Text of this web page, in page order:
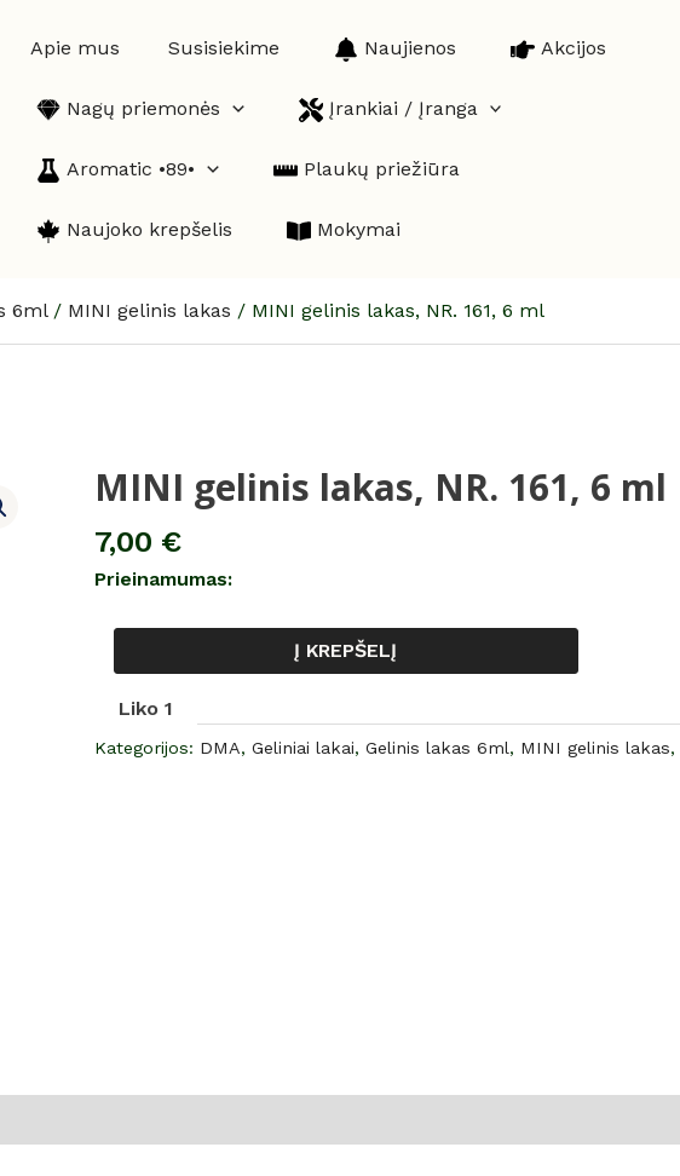
Apie mus Susisiekime Naujienos Akcijos
Nagų priemonės Įrankiai / Įranga
Aromatic •89• Plaukų priežiūra
Naujoko krepšelis Mokymai
6ml/ MINI gelinis lakas / MINI gelinis lakas, NR. 161, 6 ml
MINI gelinis lakas, NR. 161, 6 ml
7,00 €
Prieinamumas:
produkto
MINI
gelinis
NR.
Į KREPŠELĮ
Liko 1
Kategorijos: DMA, Geliniai lakai, Gelinis lakas 6ml, MINI gelinis lakas,